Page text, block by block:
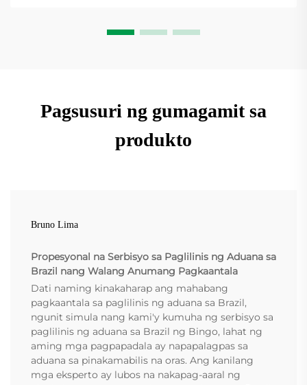
Pagsusuri ng gumagamit sa
produkto
Bruno Lima
Propesyonal na Serbisyo sa Paglilinis ng Aduana sa
Brazil nang Walang Anumang Pagkaantala
Dati naming kinakaharap ang mahabang
pagkaantala sa paglilinis ng aduana sa Brazil,
ngunit simula nang kami'y kumuha ng serbisyo sa
paglilinis ng aduana sa Brazil ng Bingo, lahat ng
aming mga pagpapadala ay napapalagpas sa
aduana sa pinakamabilis na oras. Ang kanilang
mga eksperto ay lubos na nakapag-aaral ng